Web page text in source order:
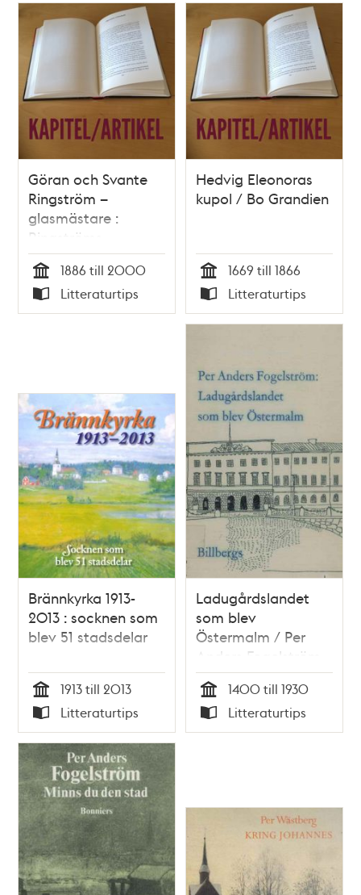
Göran och Svante
Ringström –
glasmästare :
Ringströms
glasmästeri,
Östgötagatan 9 /
Mats Janson
Tid
1886 till 2000
Typ
Litteraturtips
Hedvig Eleonoras
kupol / Bo Grandien
Tid
1669 till 1866
Typ
Litteraturtips
Brännkyrka 1913-
2013 : socknen som
blev 51 stadsdelar
Tid
1913 till 2013
Typ
Litteraturtips
Ladugårdslandet
som blev
Östermalm / Per
Anders Fogelström
Tid
1400 till 1930
Typ
Litteraturtips